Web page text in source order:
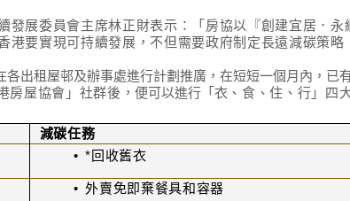
發展委員會主席林正財表示：「 房協以『創建宜居．永
港要實現可持續發展，不但需要政府制定長遠減碳策
各出租屋邨及辦事處進行計劃推廣，在短短一個月內，
房屋協會 」 社群後 ，便可以進行「 衣、食、住、行 」 四
減碳任務
•*回收舊衣
•外賣免即棄餐具和容器